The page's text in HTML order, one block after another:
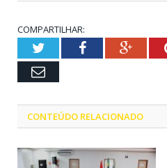
COMPARTILHAR:
TwitterFacebook
Email
CONTEÚDO RELACIONADO